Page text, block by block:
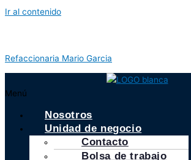
Ir al contenido
Refaccionaria Mario Garcia
Menú
Nosotros
Unidad de negocio
Contacto
Bolsa de trabajo